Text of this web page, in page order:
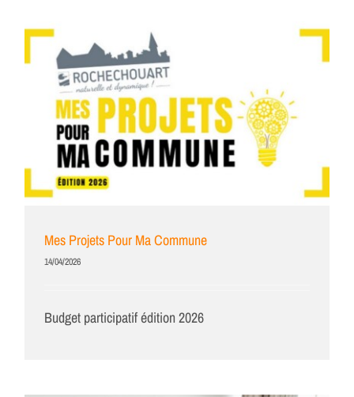
Mes Projets Pour Ma Commune
14/04/2026
Budget participatif édition 2026